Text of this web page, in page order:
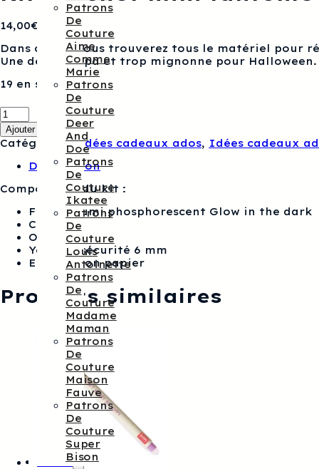
Patrons
De
Couture
Aime
Comme
Marie
Patrons
De
Couture
Deer
And
Doe
Patrons
De
Couture
Ikatee
Patrons
De
Couture
Louis
Antoinette
Patrons
De
Couture
Madame
Maman
Patrons
De
Couture
Maison
Fauve
Patrons
De
Couture
Super
Bison
Tissus
14,00€
Dans ce kit, vous trouverez tous le matériel pour
Une déco sympa et trop mignonne pour Halloween.
19 en stock
quantité
de
Kit
crochet
fantôme
Ajouter au panier
Catégories :Idées cadeaux ados, Idées cadeaux
Description
Composition du kit :
Fil Ricorumi phosphorescent Glow in the dark
Crochet
Ouate
Yeux de sécurité 6 mm
Explication papier
Produits similaires